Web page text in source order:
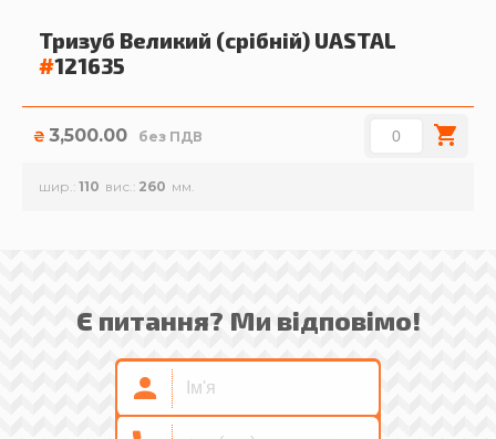
Тризуб Великий (срібній) UASTAL
#121635
₴ 3,500.00 без ПДВ
шир. 110 вис. 260
Є питання? Ми відповімо!